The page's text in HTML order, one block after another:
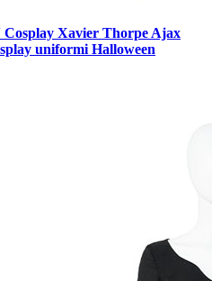
Xavier Thorpe Ajax
uniformi Halloween